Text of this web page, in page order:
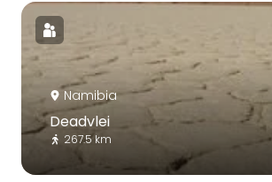
Namibia
Deadvlei
267.5 km